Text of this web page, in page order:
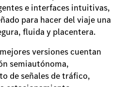
e interfaces intuitivas,
para hacer del viaje una
fluida y placentera.
versiones cuentan
semiautónoma,
de señales de tráfico,